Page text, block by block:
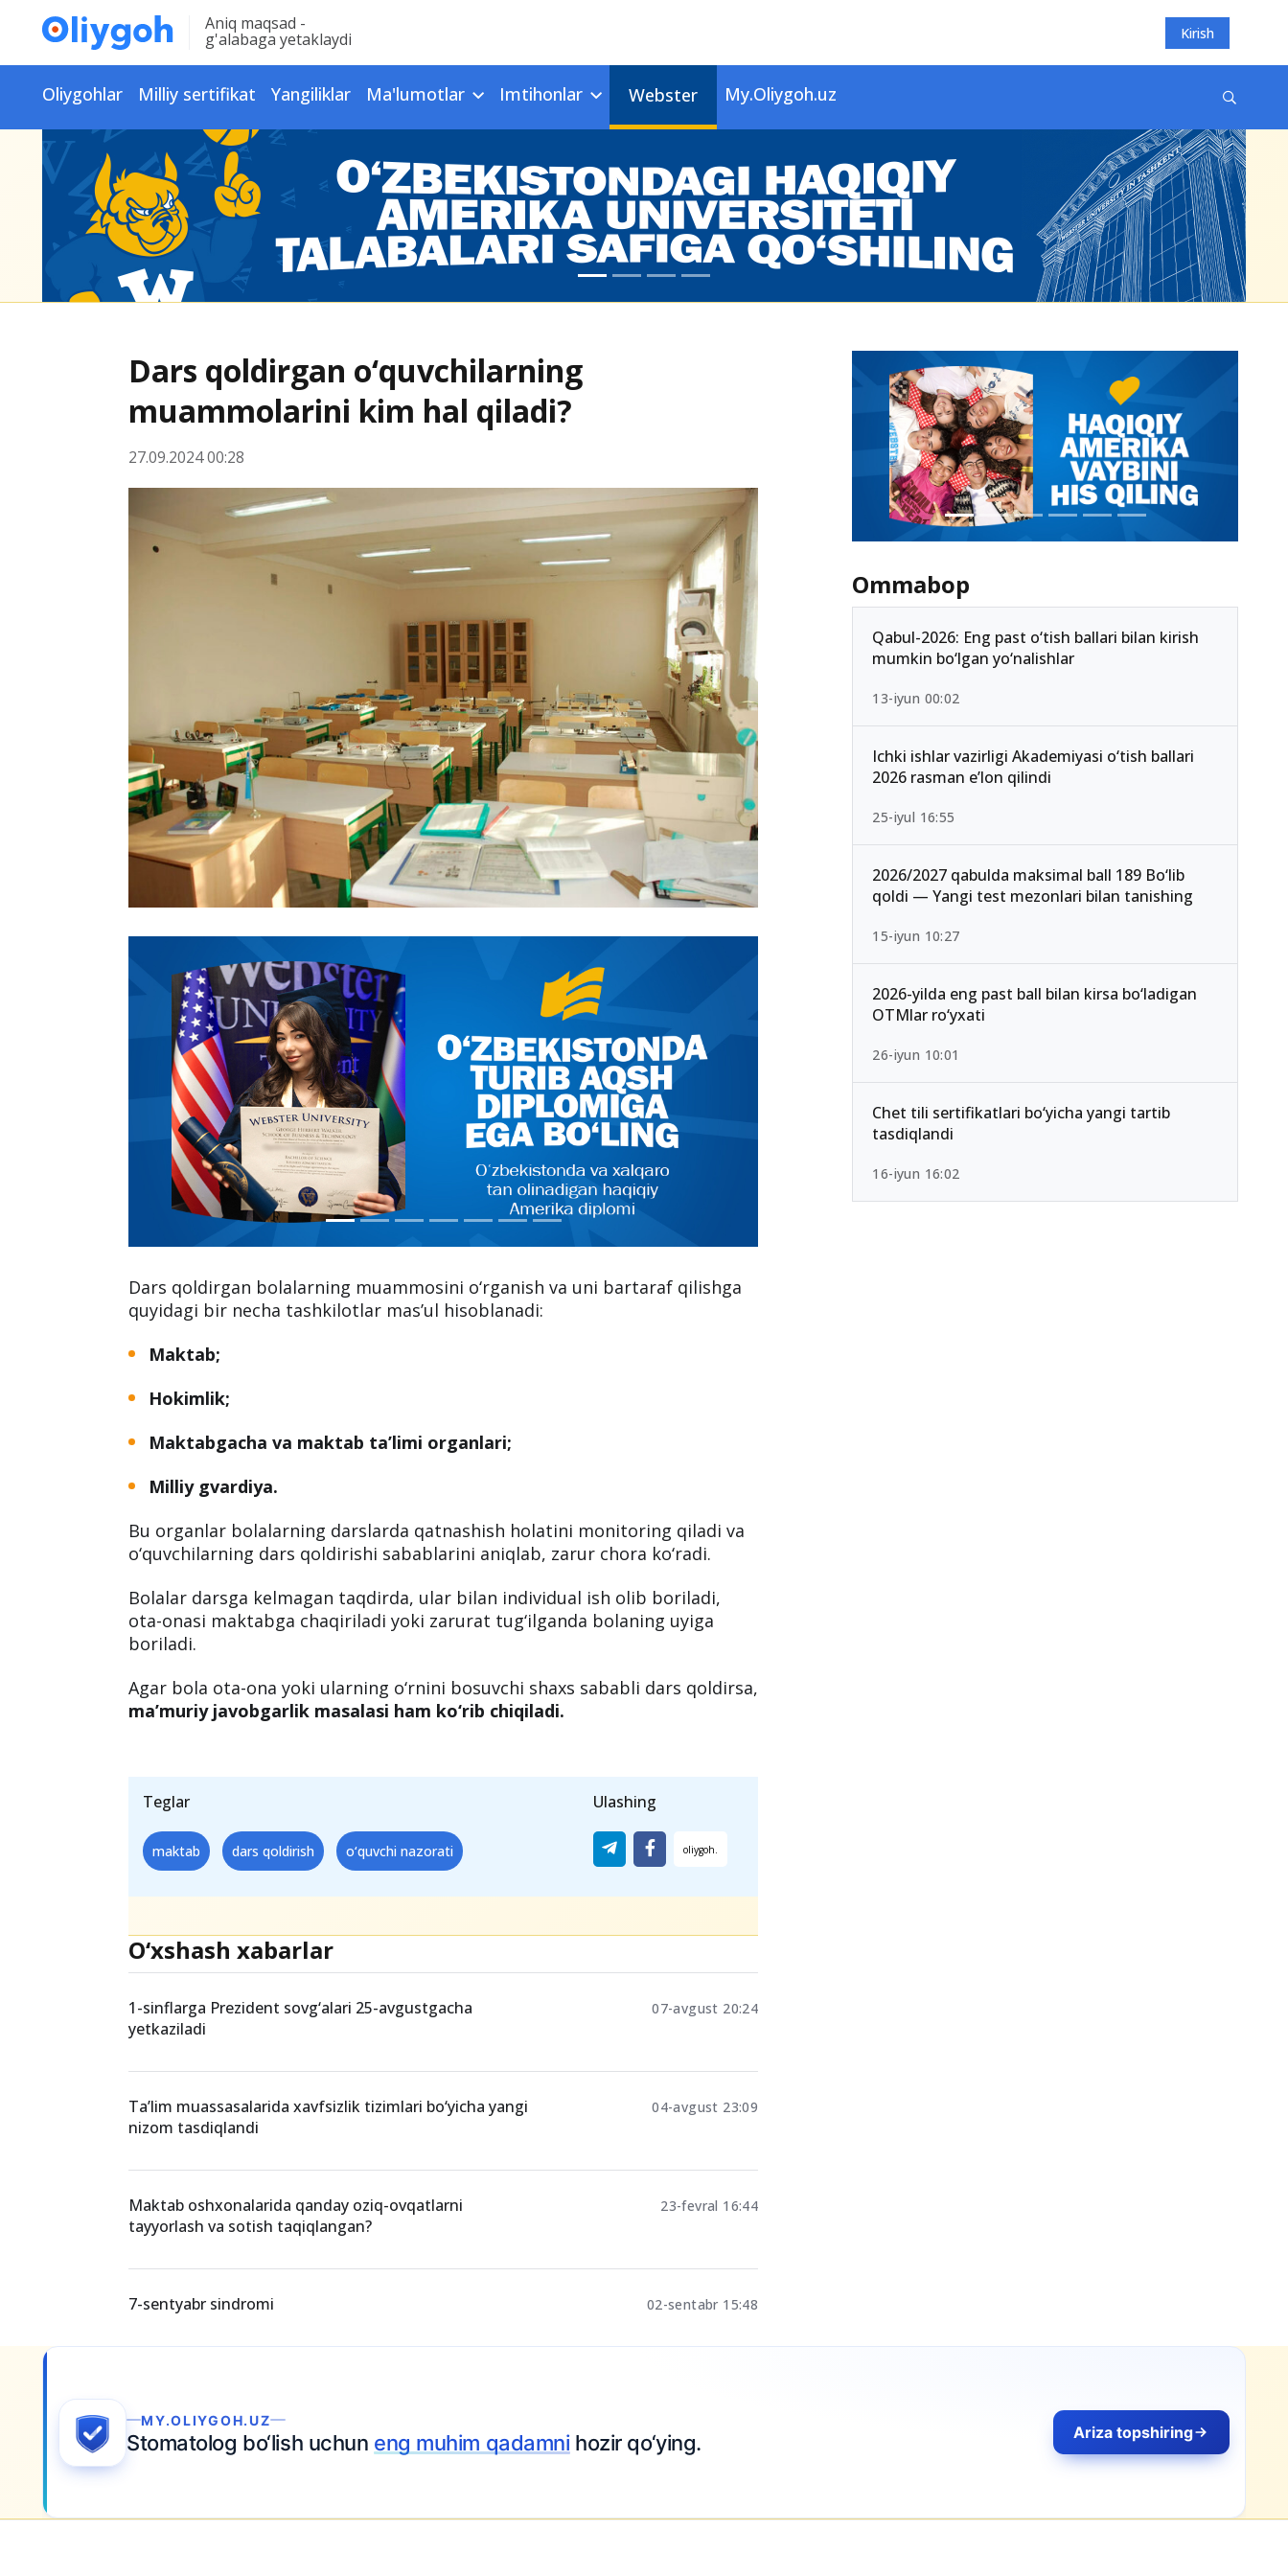
Aniq maqsad -
g'alabaga yetaklaydi Kirish
Oliygohlar Milliy sertifikat Yangiliklar Ma'lumotlar Imtihonlar Webster My.Oliygoh.uz
Dars qoldirgan o‘quvchilarning
muammolarini kim hal qiladi?
27.09.2024 00:28
Dars qoldirgan bolalarning muammosini o‘rganish va uni bartaraf qilishga
quyidagi bir necha tashkilotlar mas’ul hisoblanadi:
Maktab;
Hokimlik;
Maktabgacha va maktab ta’limi organlari;
Milliy gvardiya.
Bu organlar bolalarning darslarda qatnashish holatini monitoring qiladi va
o‘quvchilarning dars qoldirishi sabablarini aniqlab, zarur chora ko‘radi.
Bolalar darsga kelmagan taqdirda, ular bilan individual ish olib boriladi,
ota-onasi maktabga chaqiriladi yoki zarurat tug‘ilganda bolaning uyiga
boriladi.
Agar bola ota-ona yoki ularning o‘rnini bosuvchi shaxs sababli dars qoldirsa,
ma’muriy javobgarlik masalasi ham ko‘rib chiqiladi.
Teglar
maktab dars qoldirish o‘quvchi nazorati
Ulashing
O‘xshash xabarlar
1-sinflarga Prezident sovg‘alari 25-avgustgacha
yetkaziladi
07-avgust 20:24
Ta’lim muassasalarida xavfsizlik tizimlari bo‘yicha yangi
nizom tasdiqlandi
04-avgust 23:09
Maktab oshxonalarida qanday oziq-ovqatlarni
tayyorlash va sotish taqiqlangan?
23-fevral 16:44
7-sentyabr sindromi 02-sentabr 15:48
Ommabop
Qabul-2026: Eng past o‘tish ballari bilan kirish
mumkin bo‘lgan yo‘nalishlar
13-iyun 00:02
Ichki ishlar vazirligi Akademiyasi o‘tish ballari
2026 rasman e’lon qilindi
25-iyul 16:55
2026/2027 qabulda maksimal ball 189 Bo‘lib
qoldi — Yangi test mezonlari bilan tanishing
15-iyun 10:27
2026-yilda eng past ball bilan kirsa bo‘ladigan
OTMlar ro‘yxati
26-iyun 10:01
Chet tili sertifikatlari bo‘yicha yangi tartib
tasdiqlandi
16-iyun 16:02